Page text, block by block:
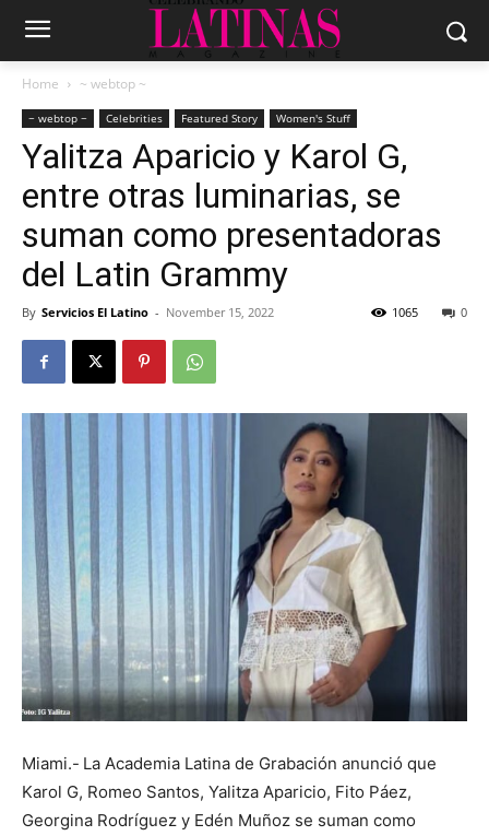
Home ~ webtop ~
~ webtop ~ Celebrities Featured Story Women's Stuff
Yalitza Aparicio y Karol G,
entre otras luminarias, se
suman como presentadoras
del Latin Grammy
By Servicios El Latino - November 15, 2022 0
1065
Miami.- La Academia Latina de Grabación anunció que
Karol G, Romeo Santos, Yalitza Aparicio, Fito Páez,
Georgina Rodríguez y Edén Muñoz se suman como